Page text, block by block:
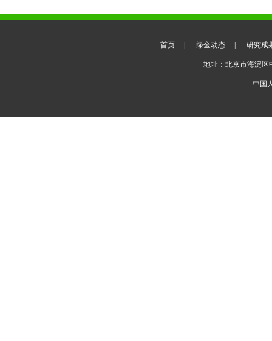
首页 |绿金动态 |研究成
地址：北京市海淀区
中国